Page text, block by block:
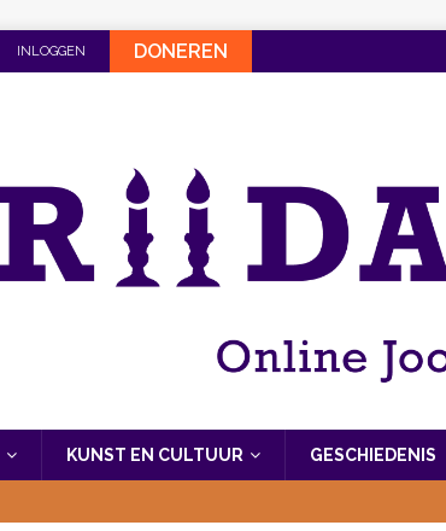
INLOGGEN DONEREN
KUNST EN CULTUUR GESCHIEDENIS